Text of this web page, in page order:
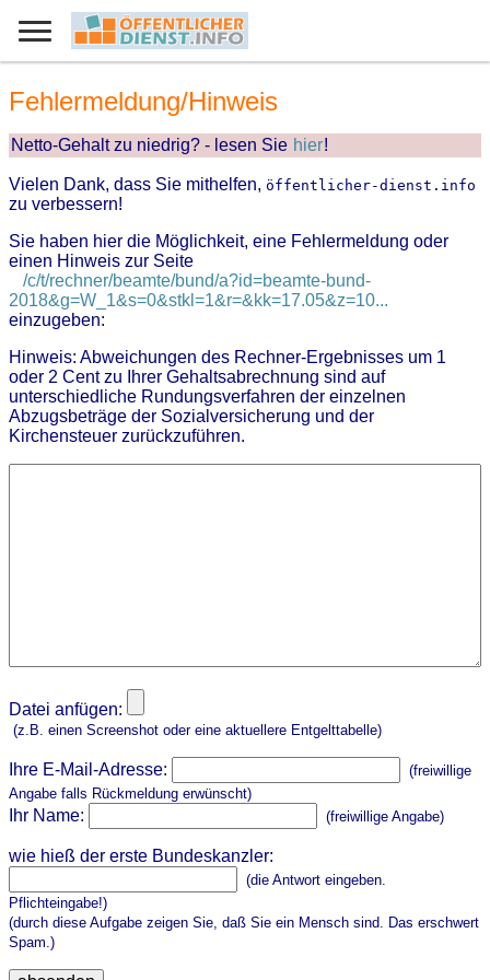
Fehlermeldung/Hinweis
Netto-Gehalt zu niedrig? - lesen Sie hier!
Vielen Dank, dass Sie mithelfen, öffentlicher-dienst.info
zu verbessern!
Sie haben hier die Möglichkeit, eine Fehlermeldung oder
einen Hinweis zur Seite
/c/t/rechner/beamte/bund/a?id=beamte-bund-
2018&g=W_1&s=0&stkl=1&r=&kk=17.05&z=10...
einzugeben:
Hinweis: Abweichungen des Rechner-Ergebnisses um 1
oder 2 Cent zu Ihrer Gehaltsabrechnung sind auf
unterschiedliche Rundungsverfahren der einzelnen
Abzugsbeträge der Sozialversicherung und der
Kirchensteuer zurückzuführen.
Datei anfügen:
(z.B. einen Screenshot oder eine aktuellere Entgelttabelle)
Ihre E-Mail-Adresse:
(freiwillige
Angabe falls Rückmeldung erwünscht)
Ihr Name: (freiwillige Angabe)
wie hieß der erste Bundeskanzler:
(die Antwort eingeben.
Pflichteingabe!)
(durch diese Aufgabe zeigen Sie, daß Sie ein Mensch sind. Das erschwert
Spam.)